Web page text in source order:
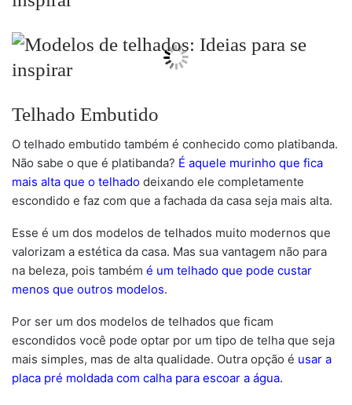
Telhado Embutido
O telhado embutido também é conhecido como platibanda.
Não sabe o que é platibanda? É aquele murinho que fica
mais alta que o telhado deixando ele completamente
escondido e faz com que a fachada da casa seja mais alta.
Esse é um dos modelos de telhados muito modernos que
valorizam a estética da casa. Mas sua vantagem não para
na beleza, pois também é um telhado que pode custar
menos que outros modelos.
Por ser um dos modelos de telhados que ficam
escondidos você pode optar por um tipo de telha que seja
mais simples, mas de alta qualidade. Outra opção é usar a
placa pré moldada com calha para escoar a água.